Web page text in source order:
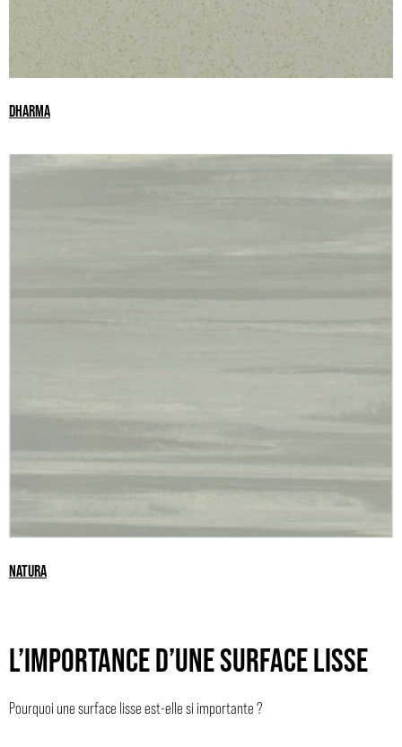
DHARMA
NATURA
L’IMPORTANCE D’UNE SURFACE LISSE
Pourquoi une surface lisse est-elle si importante ?